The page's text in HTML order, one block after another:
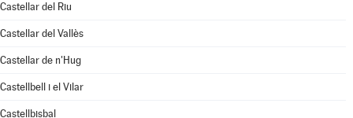
Castellar del Riu
Castellar del Vallès
Castellar de n'Hug
Castellbell i el Vilar
Castellbisbal